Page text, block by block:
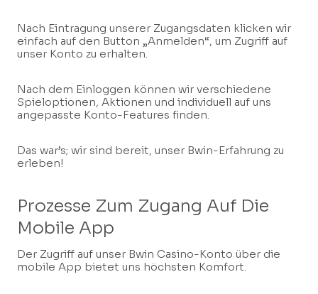
Nach Eintragung unserer Zugangsdaten klicken wir
einfach auf den Button „Anmelden“, um Zugriff auf
unser Konto zu erhalten.
Nach dem Einloggen können wir verschiedene
Spieloptionen, Aktionen und individuell auf uns
angepasste Konto-Features finden.
Das war’s; wir sind bereit, unser Bwin-Erfahrung zu
erleben!
Prozesse Zum Zugang Auf Die
Mobile App
Der Zugriff auf unser Bwin Casino-Konto über die
mobile App bietet uns höchsten Komfort.